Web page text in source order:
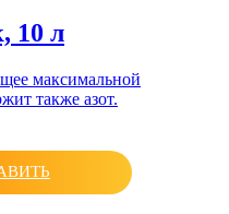
10 л
максимальной
также азот.